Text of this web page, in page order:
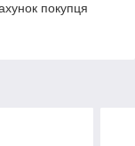
покупця